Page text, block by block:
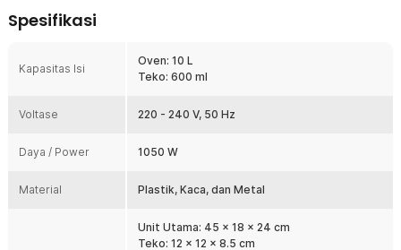
dapur terasa penuh dan tidak rapi. TaffHome breakfast maker
dalam satu unit sehingga lebih hemat tempat. Desain multifungsi ini
juga membantu mengurangi biaya pembelian alat dapur terpisah.
Dengan daya 1050 W, proses pemanasan menjadi lebih cepat
sehingga Anda tidak perlu menunggu lama saat menyiapkan
merata untuk membantu makanan matang optimal. Konsumsi daya
digunakan sebagai alat sarapan elektrik yang praktis dan mudah
digunakan setiap pagi.
Spesifikasi
Kapasitas Isi
Oven: 10 L
Teko: 600 ml
Voltase 220 - 240 V, 50 Hz
Daya / Power 1050 W
Material Plastik, Kaca, dan Metal
Unit Utama: 45 x 18 x 24 cm
Teko: 12 x 12 x 8.5 cm